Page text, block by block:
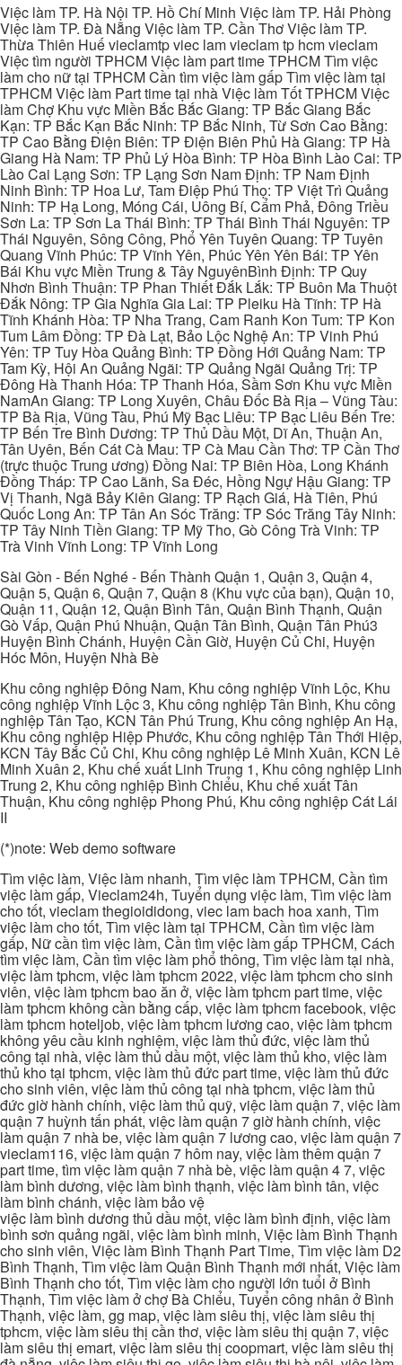
Việc làm TP. Hà Nội TP. Hồ Chí Minh Việc làm TP. Hải Phòng
Việc làm TP. Đà Nẵng Việc làm TP. Cần Thơ Việc làm TP.
Thừa Thiên Huế vieclamtp viec lam vieclam tp hcm vieclam
Việc tìm người TPHCM Việc làm part time TPHCM Tìm việc
làm cho nữ tại TPHCM Cần tìm việc làm gấp Tìm việc làm tại
TPHCM Việc làm Part time tại nhà Việc làm Tốt TPHCM Việc
làm Chợ Khu vực Miền Bắc Bắc Giang: TP Bắc Giang Bắc
Kạn: TP Bắc Kạn Bắc Ninh: TP Bắc Ninh, Từ Sơn Cao Bằng:
TP Cao Bằng Điện Biên: TP Điện Biên Phủ Hà Giang: TP Hà
Giang Hà Nam: TP Phủ Lý Hòa Bình: TP Hòa Bình Lào Cai: TP
Lào Cai Lạng Sơn: TP Lạng Sơn Nam Định: TP Nam Định
Ninh Bình: TP Hoa Lư, Tam Điệp Phú Thọ: TP Việt Trì Quảng
Ninh: TP Hạ Long, Móng Cái, Uông Bí, Cẩm Phả, Đông Triều
Sơn La: TP Sơn La Thái Bình: TP Thái Bình Thái Nguyên: TP
Thái Nguyên, Sông Công, Phổ Yên Tuyên Quang: TP Tuyên
Quang Vĩnh Phúc: TP Vĩnh Yên, Phúc Yên Yên Bái: TP Yên
Bái Khu vực Miền Trung & Tây NguyênBình Định: TP Quy
Nhơn Bình Thuận: TP Phan Thiết Đắk Lắk: TP Buôn Ma Thuột
Đắk Nông: TP Gia Nghĩa Gia Lai: TP Pleiku Hà Tĩnh: TP Hà
Tĩnh Khánh Hòa: TP Nha Trang, Cam Ranh Kon Tum: TP Kon
Tum Lâm Đồng: TP Đà Lạt, Bảo Lộc Nghệ An: TP Vinh Phú
Yên: TP Tuy Hòa Quảng Bình: TP Đồng Hới Quảng Nam: TP
Tam Kỳ, Hội An Quảng Ngãi: TP Quảng Ngãi Quảng Trị: TP
Đông Hà Thanh Hóa: TP Thanh Hóa, Sầm Sơn Khu vực Miền
NamAn Giang: TP Long Xuyên, Châu Đốc Bà Rịa – Vũng Tàu:
TP Bà Rịa, Vũng Tàu, Phú Mỹ Bạc Liêu: TP Bạc Liêu Bến Tre:
TP Bến Tre Bình Dương: TP Thủ Dầu Một, Dĩ An, Thuận An,
Tân Uyên, Bến Cát Cà Mau: TP Cà Mau Cần Thơ: TP Cần Thơ
(trực thuộc Trung ương) Đồng Nai: TP Biên Hòa, Long Khánh
Đồng Tháp: TP Cao Lãnh, Sa Đéc, Hồng Ngự Hậu Giang: TP
Vị Thanh, Ngã Bảy Kiên Giang: TP Rạch Giá, Hà Tiên, Phú
Quốc Long An: TP Tân An Sóc Trăng: TP Sóc Trăng Tây Ninh:
TP Tây Ninh Tiền Giang: TP Mỹ Tho, Gò Công Trà Vinh: TP
Trà Vinh Vĩnh Long: TP Vĩnh Long
Sài Gòn - Bến Nghé - Bến Thành Quận 1, Quận 3, Quận 4,
Quận 5, Quận 6, Quận 7, Quận 8 (Khu vực của bạn), Quận 10,
Quận 11, Quận 12, Quận Bình Tân, Quận Bình Thạnh, Quận
Gò Vấp, Quận Phú Nhuận, Quận Tân Bình, Quận Tân Phú3
Huyện Bình Chánh, Huyện Cần Giờ, Huyện Củ Chi, Huyện
Hóc Môn, Huyện Nhà Bè
Khu công nghiệp Đông Nam, Khu công nghiệp Vĩnh Lộc, Khu
công nghiệp Vĩnh Lộc 3, Khu công nghiệp Tân Bình, Khu công
nghiệp Tân Tạo, KCN Tân Phú Trung, Khu công nghiệp An Hạ,
Khu công nghiệp Hiệp Phước, Khu công nghiệp Tân Thới Hiệp,
KCN Tây Bắc Củ Chi, Khu công nghiệp Lê Minh Xuân, KCN Lê
Minh Xuân 2, Khu chế xuất Linh Trung 1, Khu công nghiệp Linh
Trung 2, Khu công nghiệp Bình Chiểu, Khu chế xuất Tân
Thuận, Khu công nghiệp Phong Phú, Khu công nghiệp Cát Lái
II
(*)note: Web demo software
Tìm việc làm, Việc làm nhanh, Tìm việc làm TPHCM, Cần tìm
việc làm gấp, Vieclam24h, Tuyển dụng việc làm, Tìm việc làm
cho tốt, vieclam thegioididong, viec lam bach hoa xanh, Tìm
việc làm cho tốt, Tìm việc làm tại TPHCM, Cần tìm việc làm
gấp, Nữ cần tìm việc làm, Cần tìm việc làm gấp TPHCM, Cách
tìm việc làm, Cần tìm việc làm phổ thông, Tìm việc làm tại nhà,
việc làm tphcm, việc làm tphcm 2022, việc làm tphcm cho sinh
viên, việc làm tphcm bao ăn ở, việc làm tphcm part time, việc
làm tphcm không cần bằng cấp, việc làm tphcm facebook, việc
làm tphcm hoteljob, việc làm tphcm lương cao, việc làm tphcm
không yêu cầu kinh nghiệm, việc làm thủ đức, việc làm thủ
công tại nhà, việc làm thủ dầu một, việc làm thủ kho, việc làm
thủ kho tại tphcm, việc làm thủ đức part time, việc làm thủ đức
cho sinh viên, việc làm thủ công tại nhà tphcm, việc làm thủ
đức giờ hành chính, việc làm thủ quỹ, việc làm quận 7, việc làm
quận 7 huỳnh tấn phát, việc làm quận 7 giờ hành chính, việc
làm quận 7 nhà be, việc làm quận 7 lương cao, việc làm quận 7
vieclam116, việc làm quận 7 hôm nay, việc làm thêm quận 7
part time, tìm việc làm quận 7 nhà bè, việc làm quận 4 7, việc
làm bình dương, việc làm bình thạnh, việc làm bình tân, việc
làm bình chánh, việc làm bảo vệ
việc làm bình dương thủ dầu một, việc làm bình định, việc làm
bình sơn quảng ngãi, việc làm bình minh, Việc làm Bình Thạnh
cho sinh viên, Việc làm Bình Thạnh Part Time, Tìm việc làm D2
Bình Thạnh, Tìm việc làm Quận Bình Thạnh mới nhất, Việc làm
Bình Thạnh cho tốt, Tìm việc làm cho người lớn tuổi ở Bình
Thạnh, Tìm việc làm ở chợ Bà Chiểu, Tuyển công nhân ở Bình
Thạnh, việc làm, gg map, việc làm siêu thị, việc làm siêu thị
tphcm, việc làm siêu thị cần thơ, việc làm siêu thị quận 7, việc
làm siêu thị emart, việc làm siêu thị coopmart, việc làm siêu thị